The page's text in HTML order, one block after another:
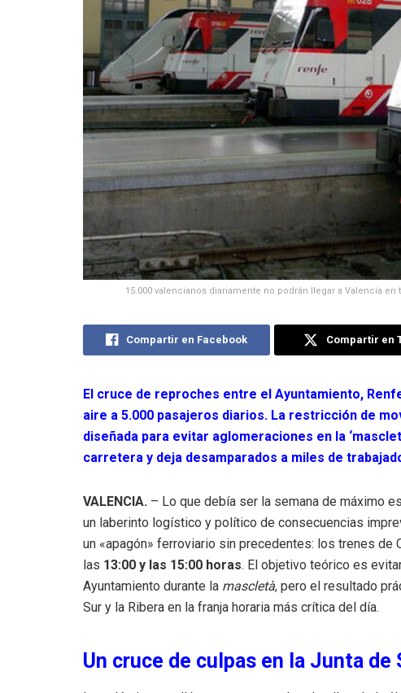
15.000 valencianos diariamente no podrán llegar a Valencia
Compartir en Facebook Compartir en
El cruce de reproches entre el Ayuntamiento,
aire a 5.000 pasajeros diarios. La restricción de
diseñada para evitar aglomeraciones en la
carretera y deja desamparados a miles de
VALENCIA. – Lo que debía ser la semana de máximo
un laberinto logístico y político de consecuencias
un «apagón» ferroviario sin precedentes: los trenes de
las 13:00 y las 15:00 horas. El objetivo teórico es
Ayuntamiento durante la mascletà, pero el resultado
Sur y la Ribera en la franja horaria más crítica del día.
Un cruce de culpas en la Junta de